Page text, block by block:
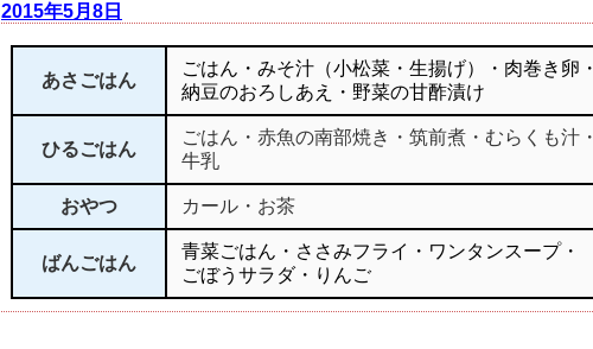
2015年5月8日
あさごはん
ごはん・みそ汁（小松菜・生揚げ）・肉巻き卵・
納豆のおろしあえ・野菜の甘酢漬け
ひるごはん
ごはん・赤魚の南部焼き・筑前煮・むらくも汁・
牛乳
おやつ カール・お茶
ばんごはん
青菜ごはん・ささみフライ・ワンタンスープ・
ごぼうサラダ・りんご